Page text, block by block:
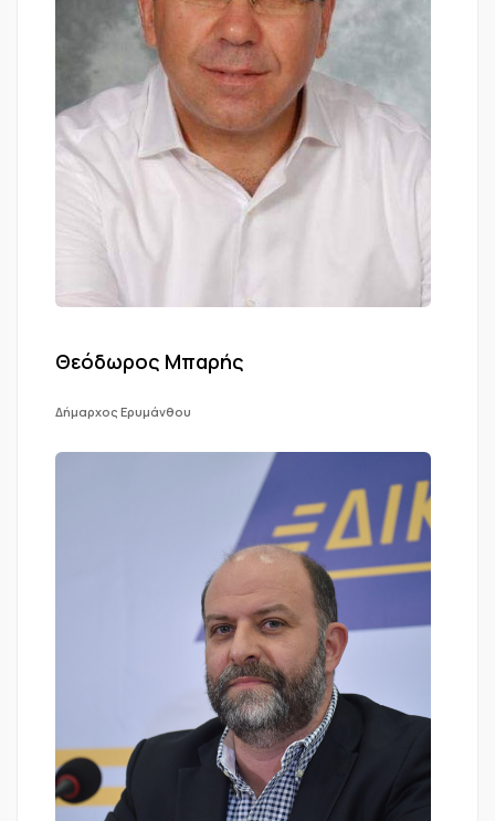
Θεόδωρος Μπαρής
Δήμαρχος Ερυμάνθου